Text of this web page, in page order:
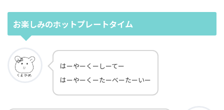
お楽しみのホットプレートタイム
はーやーくーしーてー
はーやーくーたーべーたーいー